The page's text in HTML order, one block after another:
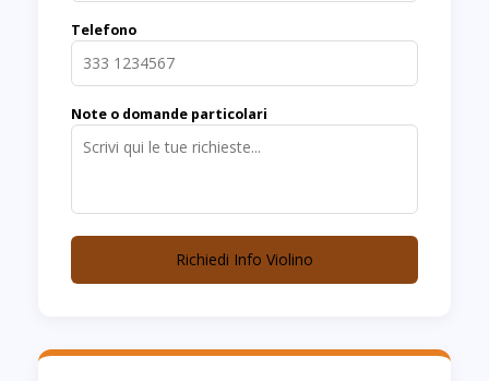
Telefono
Note o domande particolari
Richiedi Info Violino